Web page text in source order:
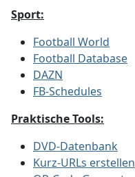
Sport:
Football World
Football Database
DAZN
FB-Schedules
Praktische Tools:
DVD-Datenbank
Kurz-URLs erstellen